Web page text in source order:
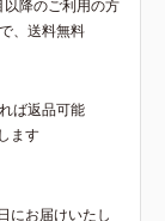
降のご利用の方
、送料無料
ば返品可能
ます
にお届けいたし